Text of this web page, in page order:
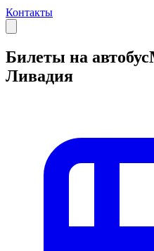
Контакты
Билеты на автобус
Ливадия